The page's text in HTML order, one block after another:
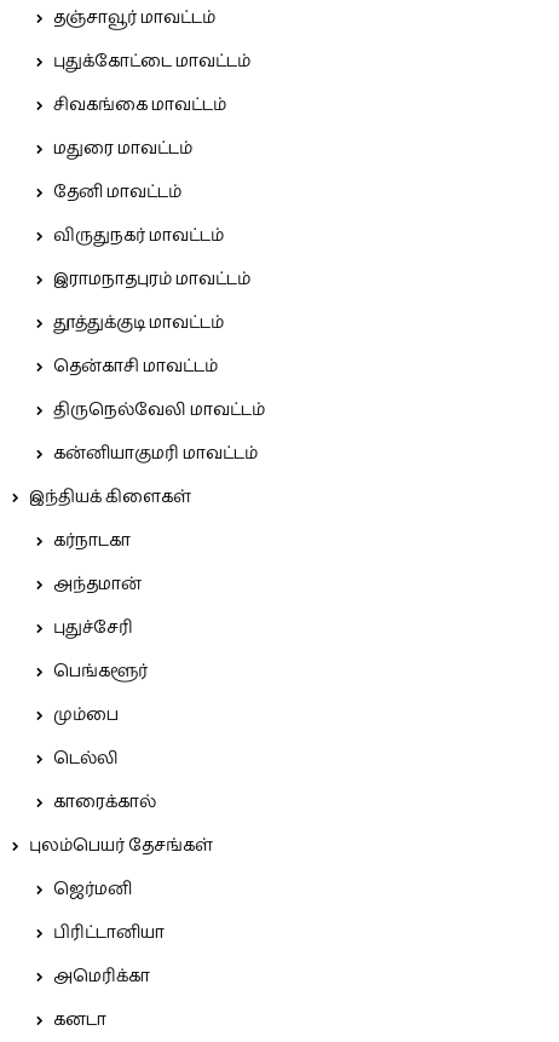
தஞ்சாவூர் மாவட்டம்
புதுக்கோட்டை மாவட்டம்
சிவகங்கை மாவட்டம்
மதுரை மாவட்டம்
தேனி மாவட்டம்
விருதுநகர் மாவட்டம்
இராமநாதபுரம் மாவட்டம்
தூத்துக்குடி மாவட்டம்
தென்காசி மாவட்டம்
திருநெல்வேலி மாவட்டம்
கன்னியாகுமரி மாவட்டம்
இந்தியக் கிளைகள்
கர்நாடகா
அந்தமான்
புதுச்சேரி
பெங்களூர்
மும்பை
டெல்லி
காரைக்கால்
புலம்பெயர் தேசங்கள்
ஜெர்மனி
பிரிட்டானியா
அமெரிக்கா
கனடா